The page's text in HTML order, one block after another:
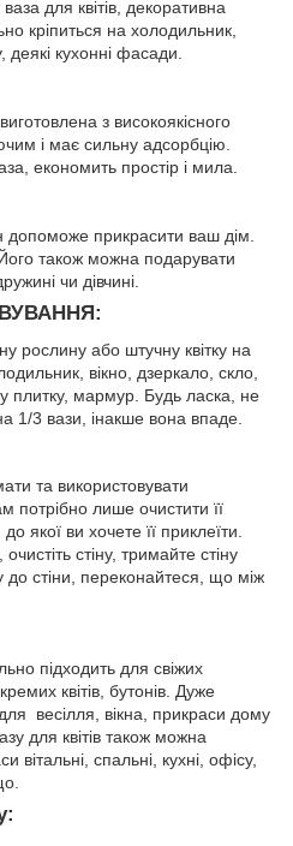
для квітів, декоративна
кріпиться на холодильник,
деякі кухонні фасади.
​​з високоякісного
і має сильну адсорбцію.
економить простір і мила.
допоможе прикрасити ваш дім.
також можна подарувати
чи дівчині.
рослину або штучну квітку на
вікно, дзеркало, скло,
плитку, мармур. Будь ласка, не
1/3 вази, інакше вона впаде.
та використовувати
потрібно лише очистити її
якої ви хочете її приклеїти.
стіну, тримайте стіну
до стіни, переконайтеся, що між
підходить для свіжих
квітів, бутонів. Дуже
весілля, вікна, прикраси дому
для квітів також можна
вітальні, спальні, кухні, офісу,